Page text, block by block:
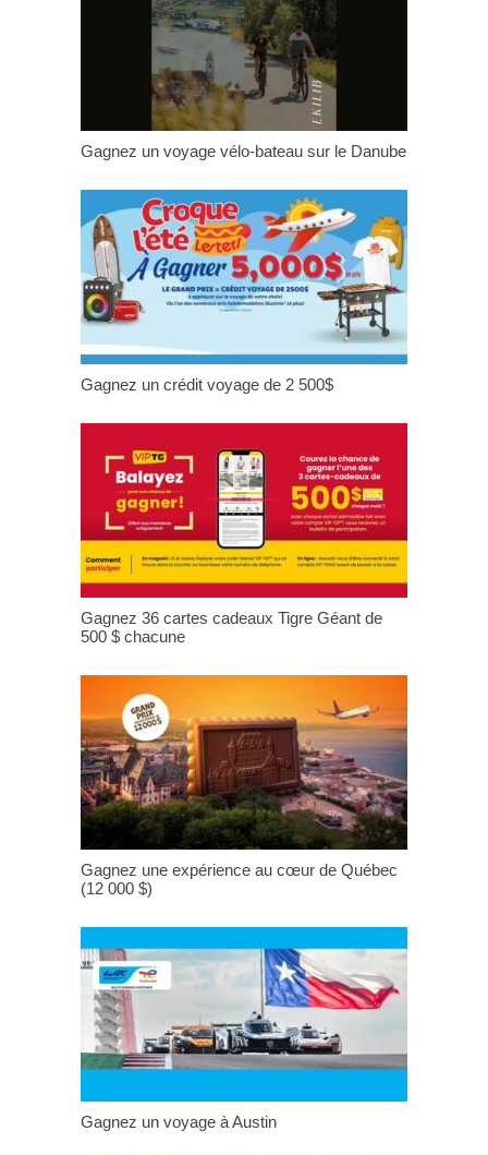
Gagnez un voyage vélo-bateau sur le Danube
Gagnez un crédit voyage de 2 500$
Gagnez 36 cartes cadeaux Tigre Géant de
500 $ chacune
Gagnez une expérience au cœur de Québec
(12 000 $)
Gagnez un voyage à Austin